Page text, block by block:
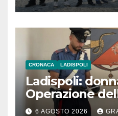
CRONACA LADISPOLI
Ladispoli:
Operazione
6 AGOSTO 2026